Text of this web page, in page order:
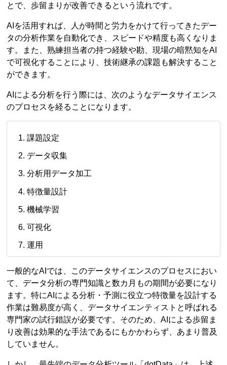
とで、歩留まりが改善できるという流れです。
AIを活用すれば、人が時間と労力をかけて行ってきたデー
タの分析作業を自動化でき、スピードや精度も高くなりま
す。また、熟練担当者の持つ経験や勘、現場の暗黙知をAI
で可視化することにより、技術継承の課題も解決すること
ができます。
AIによる分析を行う際には、次のようなデータサイエンス
のプロセスを経ることになります。
課題設定
データ収集
分析用データ加工
特徴量設計
機械学習
可視化
運用
一般的なAIでは、このデータサイエンスのプロセスにおい
て、データ分析の専門知識と数カ月もの期間が必要になり
ます。特にAIによる分析・予測に役立つ特徴量を設計する
作業は難易度が高く、データサイエンティストと呼ばれる
専門家の試行錯誤が必要です。そのため、AIによる歩留ま
り改善は効果的な手法であるにもかかわらず、あまり普及
していません。